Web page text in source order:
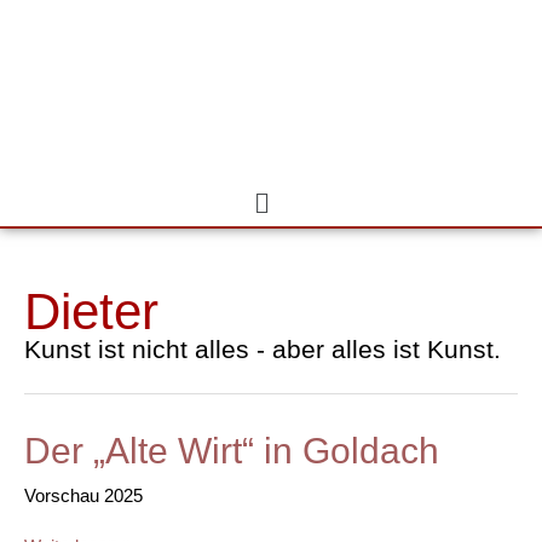
Menü
Dieter
Kunst ist nicht alles - aber alles ist Kunst.
Der „Alte Wirt“ in Goldach
Vorschau 2025
Der
Wirt“